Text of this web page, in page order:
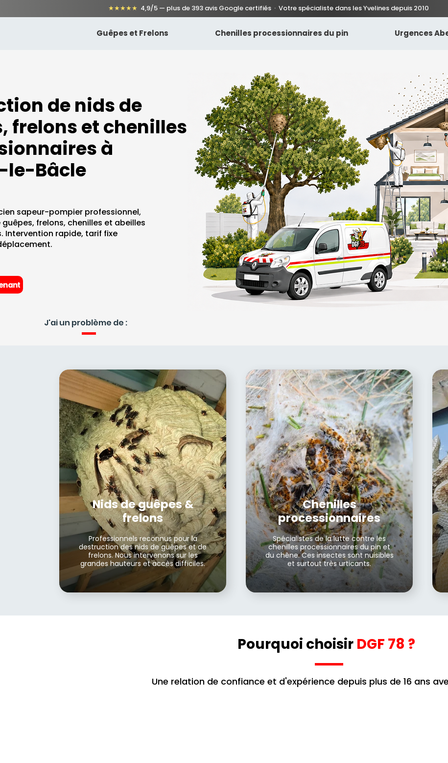
★★★★★ 4,9/5 — plus de 393 avis Google certifiés · Votre spécialiste dans les Yvelines depuis 2010
Guêpes et Frelons Chenilles processionnaires du pin Urgences
de nids de
frelons et chenilles
à
Bâcle
sapeur-pompier professionnel,
frelons, chenilles et abeilles
Intervention rapide, tarif fixe
J'ai un problème de :
Nids de guêpes &
frelons
Professionnels reconnus pour la
destruction des nids de guêpes et de
frelons. Nous intervenons sur les
grandes hauteurs et accès difficiles.
Chenilles
processionnaires
Spécialistes de la lutte contre les
chenilles processionnaires du pin et
du chêne. Ces insectes sont nuisibles
et surtout très urticants.
Pourquoi choisir DGF 78 ?
Une relation de confiance et d'expérience depuis plus de 16 ans